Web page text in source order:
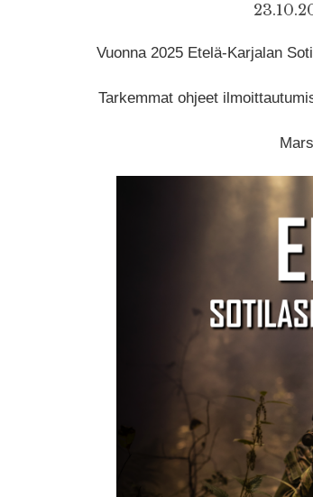
Vuonna 2025 Etelä-Karjalan
Tarkemmat ohjeet